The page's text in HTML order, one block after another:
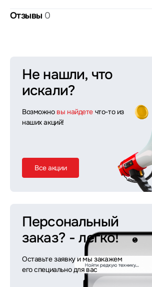
Отзывы 0
Не нашли, что
искали?
Возможно вы найдете что-то из
наших акций!
Все акции
Персональный
заказ? - легко!
Оставьте заявку и мы закажем
его специально для вас